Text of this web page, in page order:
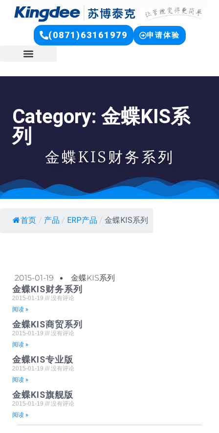
(0871)63161979 申请体验
Category: 金蝶KIS系
列
金蝶KIS财务系列
首页 / 产品 / ERP产品 / 金蝶KIS系列
2015-01-19 金蝶KIS系列
金蝶KIS财务系列
2015-01-19
没有评论
阅读 »
金蝶KIS商贸系列
2015-01-19
没有评论
阅读 »
金蝶KIS专业版
2015-01-19
没有评论
阅读 »
金蝶KIS旗舰版
2015-01-19
没有评论
阅读 »